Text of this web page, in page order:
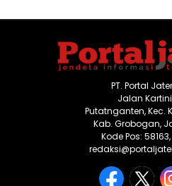
PT. Portal
Jalan
Putatnganten, Kec.
Kab. Grobogan,
Kode Pos: